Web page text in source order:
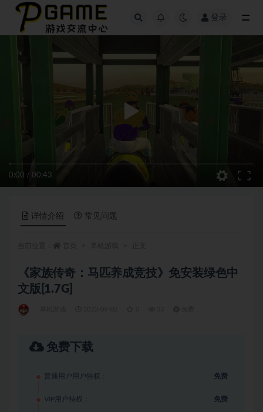
登录
0:00 / 00:43
详情介绍 常见问题
《家族传奇：马匹养成竞技》免安装绿色中
文版[1.7G]
免费下载
普通用户用户特权： 免费
VIP用户特权： 免费
全部